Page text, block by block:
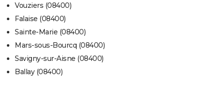
Vouziers (08400)
Falaise (08400)
Sainte-Marie (08400)
Mars-sous-Bourcq (08400)
Savigny-sur-Aisne (08400)
Ballay (08400)